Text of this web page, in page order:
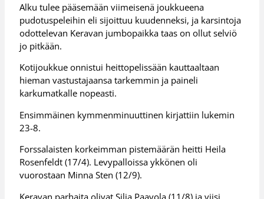
Alku tulee pääsemään viimeisenä joukkueena
pudotuspeleihin eli sijoittuu kuudenneksi, ja karsintoja
odottelevan Keravan jumbopaikka taas on ollut selviö
jo pitkään.
Kotijoukkue onnistui heittopelissään kauttaaltaan
hieman vastustajaansa tarkemmin ja paineli
karkumatkalle nopeasti.
Ensimmäinen kymmenminuuttinen kirjattiin lukemin
23-8.
Forssalaisten korkeimman pistemäärän heitti Heila
Rosenfeldt (17/4). Levypalloissa ykkönen oli
vuorostaan Minna Sten (12/9).
Keravan parhaita olivat Silja Paavola (11/8) ja viisi